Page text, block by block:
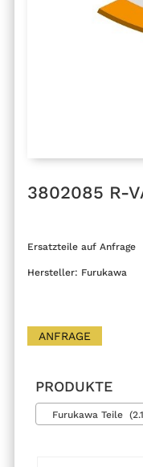
3802085 R-
Ersatzteile auf Anfrage
Hersteller: Furukawa
ANFRAGE
PRODUKTE
Furukawa Teile